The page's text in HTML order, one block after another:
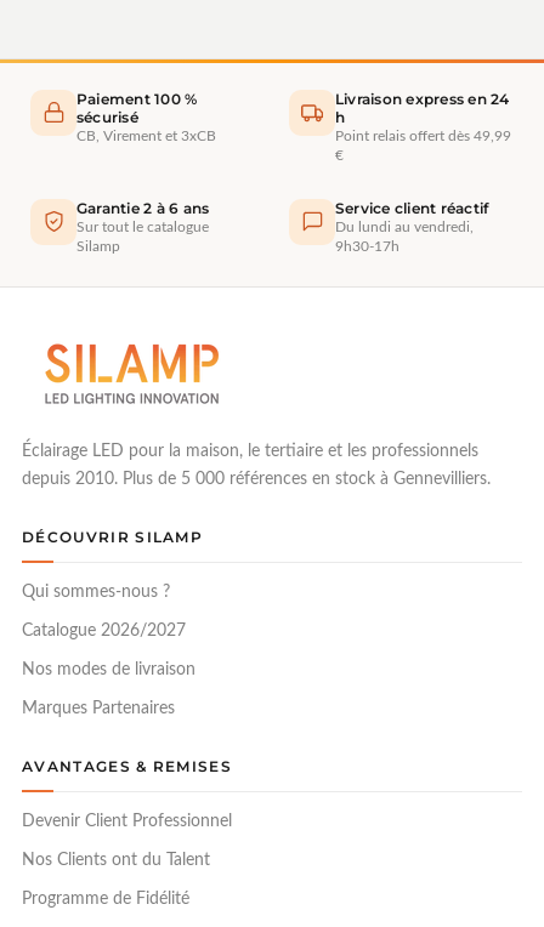
Paiement 100 %
sécurisé
CB, Virement et 3xCB
Livraison express en 24
h
Point relais offert dès 49,99
€
Garantie 2 à 6 ans
Sur tout le catalogue
Silamp
Service client réactif
Du lundi au vendredi,
9h30-17h
Éclairage LED pour la maison, le tertiaire et les professionnels
depuis 2010. Plus de 5 000 références en stock à Gennevilliers.
DÉCOUVRIR SILAMP
Qui sommes-nous ?
Catalogue 2026/2027
Nos modes de livraison
Marques Partenaires
AVANTAGES & REMISES
Devenir Client Professionnel
Nos Clients ont du Talent
Programme de Fidélité